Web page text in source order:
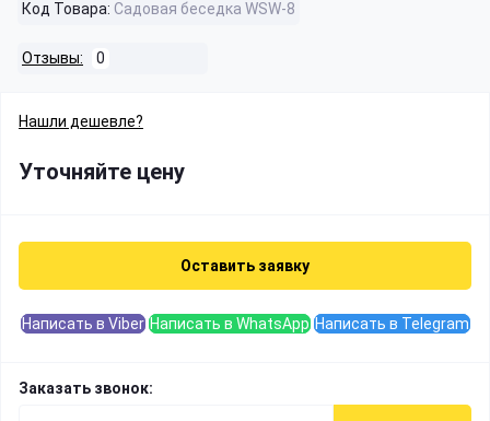
Код Товара: Садовая беседка WSW-8
Отзывы: 0
Нашли дешевле?
Уточняйте цену
Оставить заявку
Написать в Viber Написать в WhatsApp Написать в Telegram
Заказать звонок: